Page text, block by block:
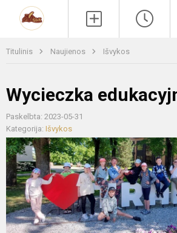
Titulinis Naujienos Išvykos
Wycieczka
Paskelbta: 2023-05-31
Kategorija: Išvykos